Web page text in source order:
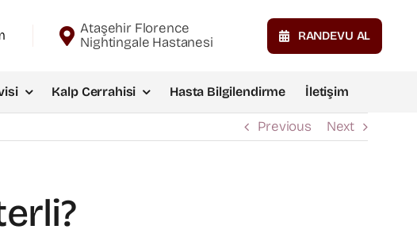
Ataşehir Florence
Nightingale Hastanesi
RANDEVU AL
Kalp Cerrahisi Hasta Bilgilendirme İletişim
Previous Next